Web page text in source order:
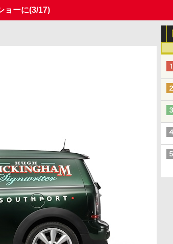
ョーに(3/17)